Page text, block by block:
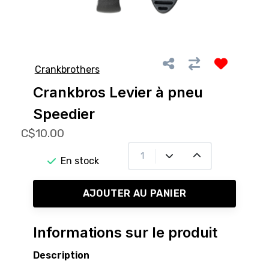
Crankbrothers
Crankbros Levier à pneu
Speedier
C$10.00
En stock
AJOUTER AU PANIER
Informations sur le produit
Description